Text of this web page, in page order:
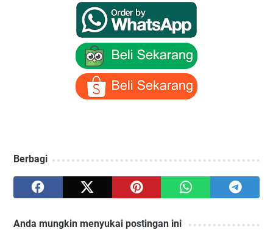
Berbagi
Anda mungkin menyukai postingan ini